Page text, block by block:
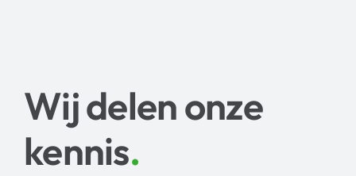
Wij delen onze
kennis.